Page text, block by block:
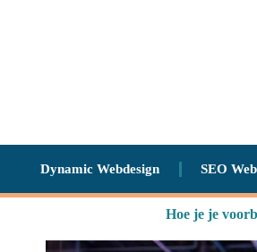
Dynamic Webdesign SEO
Hoe je je